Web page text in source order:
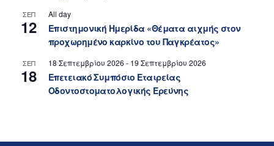
ΣΕΠ
12
All day
Επιστημονική Ημερίδα «Θέματα αιχμής στον
προχωρημένο καρκίνο του Παγκρέατος»
ΣΕΠ
18
18 Σεπτεμβρίου 2026 - 19 Σεπτεμβρίου 2026
Επετειακό Συμπόσιο Εταιρείας
Οδοντοστοματολογικής Ερεύνης